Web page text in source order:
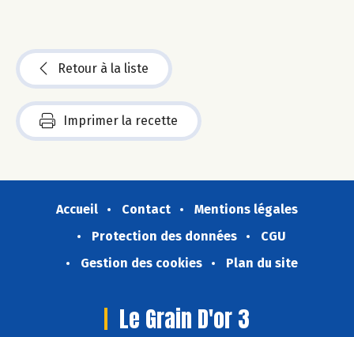
Retour à la liste
Imprimer la recette
Accueil Contact
Mentions légales
Protection des données
CGU
Gestion des cookies
Plan du site
Le Grain D'or 3